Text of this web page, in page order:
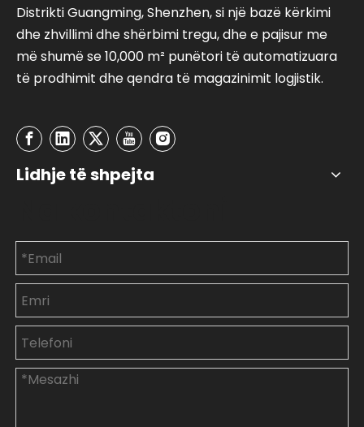
Distrikti Guangming, Shenzhen, si një bazë kërkimi
dhe zhvillimi dhe shërbimi tregu, dhe e pajisur me
më shumë se 10,000 m² punëtori të automatizuara
të prodhimit dhe qendra të magazinimit logjistik.
Lidhje të shpejta